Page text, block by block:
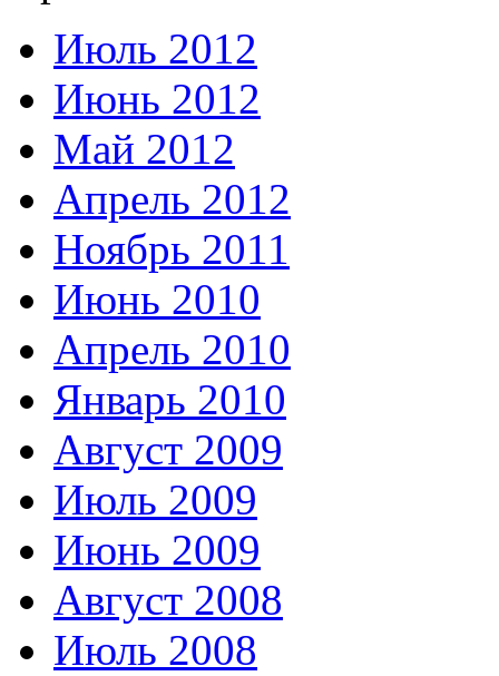
Июль 2012
Июнь 2012
Май 2012
Апрель 2012
Ноябрь 2011
Июнь 2010
Апрель 2010
Январь 2010
Август 2009
Июль 2009
Июнь 2009
Август 2008
Июль 2008